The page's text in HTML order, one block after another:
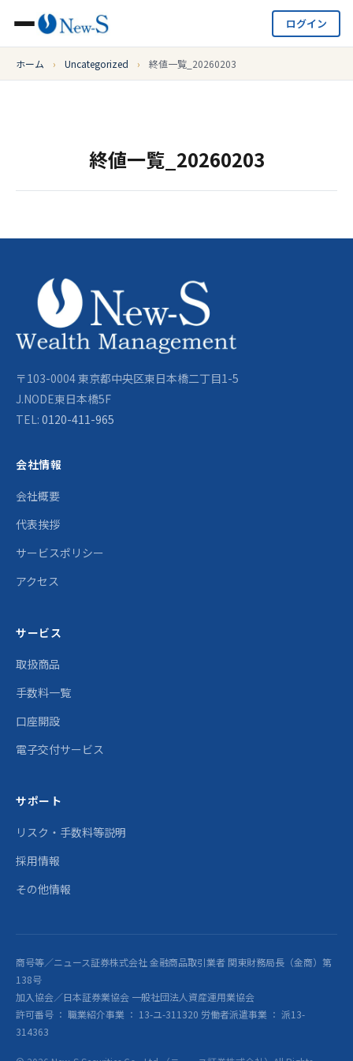
ログイン
ホーム › Uncategorized › 終値一覧_20260203
終値一覧_20260203
〒103-0004 東京都中央区東日本橋二丁目1-5
J.NODE東日本橋5F
TEL: 0120-411-965
会社情報
会社概要
代表挨拶
サービスポリシー
アクセス
サービス
取扱商品
手数料一覧
口座開設
電子交付サービス
サポート
リスク・手数料等説明
採用情報
その他情報
商号等／ニュース証券株式会社 金融商品取引業者 関東財務局長（金商）第
138号
加入協会／日本証券業協会 一般社団法人資産運用業協会
許可番号 ： 職業紹介事業 ： 13-ユ-311320 労働者派遣事業 ： 派13-
314363